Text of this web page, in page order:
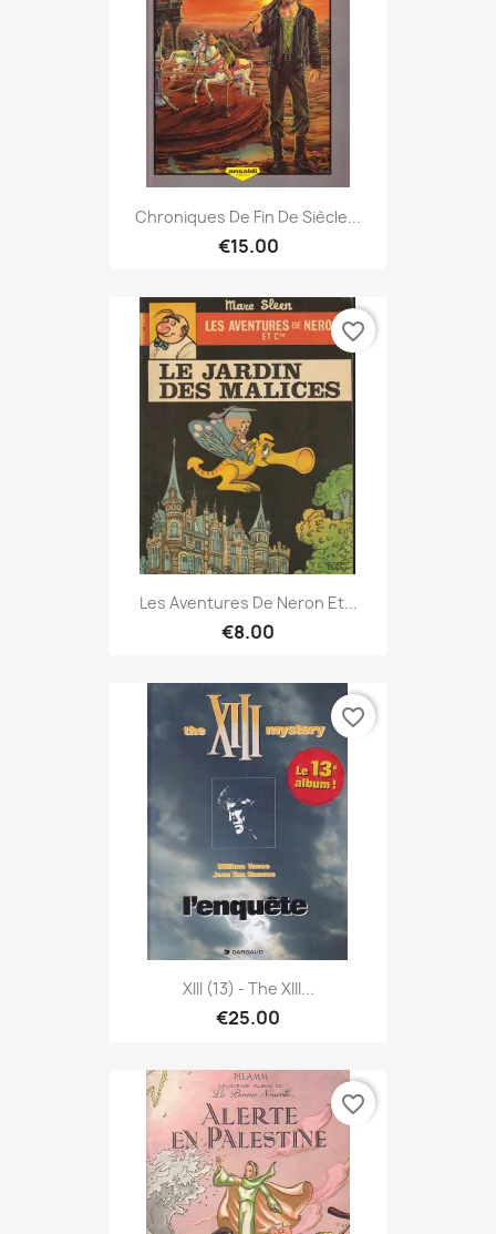
Chroniques De Fin De Siècle...
€15.00
Les Aventures De Neron Et...
€8.00
favorite_border
XIII (13) - The XIII...
€25.00
favorite_border
favorite_border